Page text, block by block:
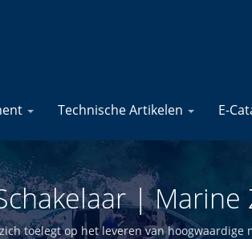
Technische Artikelen E-
|
toelegt op het leveren van